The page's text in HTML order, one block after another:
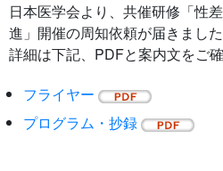
日本医学会より、共催研修「性
進」開催の周知依頼が届きました
詳細は下記、PDFと案内文をご確
フライヤー
プログラム・抄録